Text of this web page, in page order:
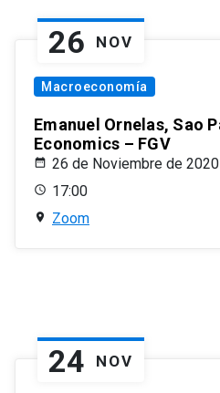
26 NOV
Macroeconomía
Emanuel Ornelas, Sao
Economics – FGV
26 de Noviembre de 2020
17:00
Zoom
24 NOV